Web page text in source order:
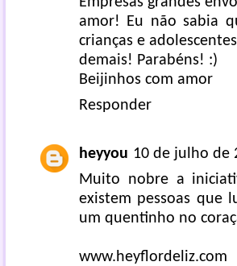
amor! Eu não sabia
crianças e
demais! Parabéns! :)
Beijinhos com amor
Responder
heyyou 10 de julho de
Muito nobre a
existem pessoas que
um quentinho no
www.heyflordeliz.com